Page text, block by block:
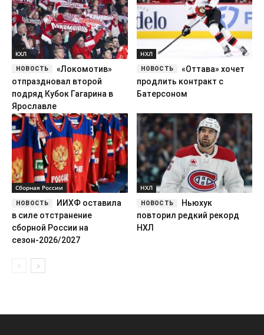
КХЛ
«Локомотив»
отпраздновал второй
подряд Кубок Гагарина в
Ярославле
НХЛ
«Оттава» хочет
продлить контракт с
Батерсоном
Сборная России
ИИХФ оставила
в силе отстранение
сборной России на
сезон-2026/2027
НХЛ
Ньюхук
повторил редкий рекорд
НХЛ